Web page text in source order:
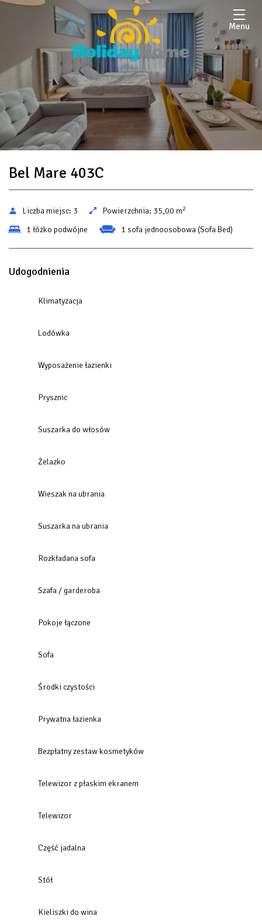
Menu
Bel Mare 403C
Liczba miejsc: 3 Powierzchnia: 35,00 m2
1 łóżko podwójne 1 sofa jednoosobowa (Sofa Bed)
Udogodnienia
Klimatyzacja
Lodówka
Wyposażenie łazienki
Prysznic
Suszarka do włosów
Żelazko
Wieszak na ubrania
Suszarka na ubrania
Rozkładana sofa
Szafa / garderoba
Pokoje łączone
Sofa
Środki czystości
Prywatna łazienka
Bezpłatny zestaw kosmetyków
Telewizor z płaskim ekranem
Telewizor
Część jadalna
Stół
Kieliszki do wina